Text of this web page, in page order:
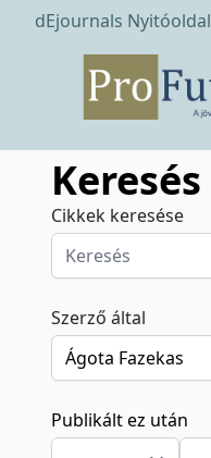
dEjournals Nyitóoldal
Keresés
Cikkek keresése
Szerző által
Publikált ez után